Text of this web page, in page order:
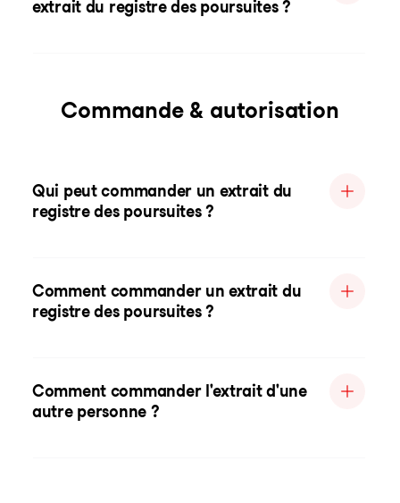
extrait du registre des poursuites ?
Commande & autorisation
Qui peut commander un extrait du
registre des poursuites ?
Comment commander un extrait du
registre des poursuites ?
Comment commander l'extrait d'une
autre personne ?